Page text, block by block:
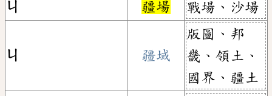
ㄐ
疆場 戰場、沙場
ㄐ 疆域
版圖、邦
畿、領土、
國界、疆土